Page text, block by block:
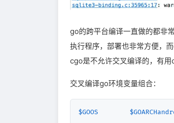
go的跨平台编译一直做的都非
执行程序，部署也非常方便，
cgo是不允许交叉编译的，有
交叉编译go环境变量组合：
$GOOS